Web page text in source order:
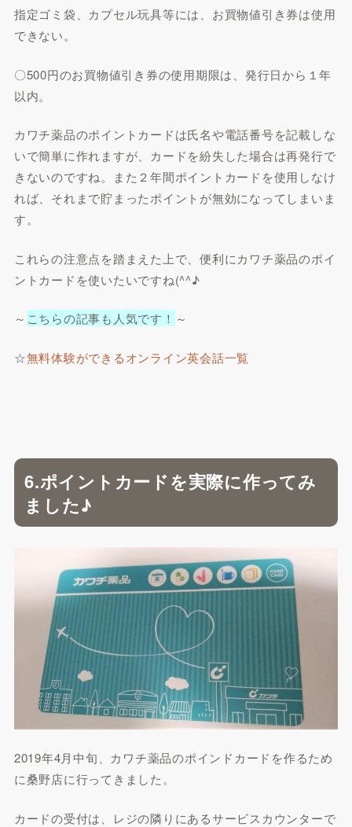
指定ゴミ袋、カプセル玩具等には、お買物値引き券は使用
できない。
〇500円のお買物値引き券の使用期限は、発行日から１年
以内。
カワチ薬品のポイントカードは氏名や電話番号を記載しな
いで簡単に作れますが、カードを紛失した場合は再発行で
きないのですね。また２年間ポイントカードを使用しなけ
れば、それまで貯まったポイントが無効になってしまいま
す。
これらの注意点を踏まえた上で、便利にカワチ薬品のポイ
ントカードを使いたいですね(^^♪
～ こちらの記事も人気です！ ～
☆無料体験ができるオンライン英会話一覧
6.ポイントカードを実際に作ってみ
ました♪
2019年4月中旬、カワチ薬品のポインドカードを作るため
に桑野店に行ってきました。
カードの受付は、レジの隣りにあるサービスカウンターで